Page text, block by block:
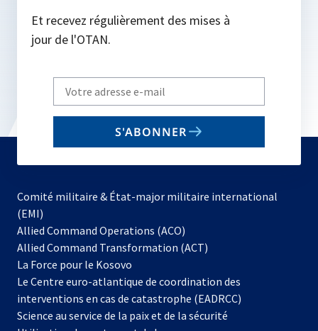
Et recevez régulièrement des mises à
jour de l'OTAN.
Write
your
email
S'ABONNER
Comité militaire & État-major militaire international
(EMI)
Allied Command Operations (ACO)
dans
nouvel
onglet
Allied Command Transformation (ACT)
La Force pour le Kosovo
dans
un
nouvel
Le Centre euro-atlantique de coordination des
interventions en cas de catastrophe (EADRCC)
Science au service de la paix et de la sécurité